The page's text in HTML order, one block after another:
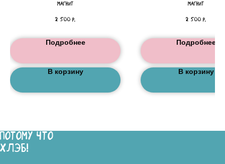
магнит
2 500 р.
Подробнее
В корзину
магнит
2 500 р.
Подробнее
В корзину
ПОТОМУ ЧТО
ХЛЭБ!